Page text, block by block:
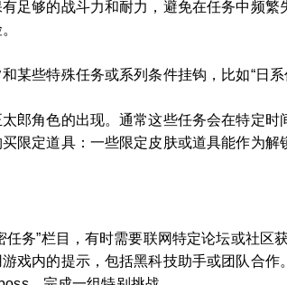
足够的战斗力和耐力，避免在任务中频
某些特殊任务或系列条件挂钩，比如“日
郎角色的出现。通常这些任务会在特定
限定道具：一些限定皮肤或道具能作为解
务”栏目，有时需要联网特定论坛或社
戏内的提示，包括黑科技助手或团队合